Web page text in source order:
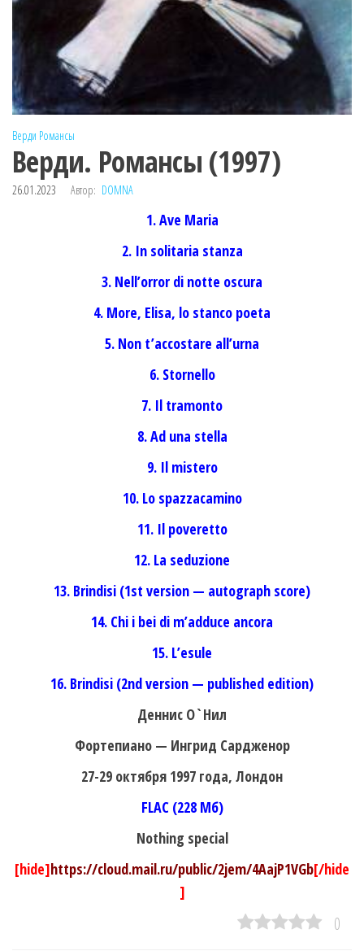
Верди Романсы
Верди. Романсы (1997)
26.01.2023 Автор: DOMNA
1. Ave Maria
2. In solitaria stanza
3. Nell’orror di notte oscura
4. More, Elisa, lo stanco poeta
5. Non t’accostare all’urna
6. Stornello
7. Il tramonto
8. Ad una stella
9. Il mistero
10. Lo spazzacamino
11. Il poveretto
12. La seduzione
13. Brindisi (1st version — autograph score)
14. Chi i bei di m’adduce ancora
15. L’esule
16. Brindisi (2nd version — published edition)
Деннис О`Нил
Фортепиано — Ингрид Сардженор
27-29 октября 1997 года, Лондон
FLAC (228 Мб)
Nothing special
[hide]https://cloud.mail.ru/public/2jem/4AajP1VGb[/hide
]
0